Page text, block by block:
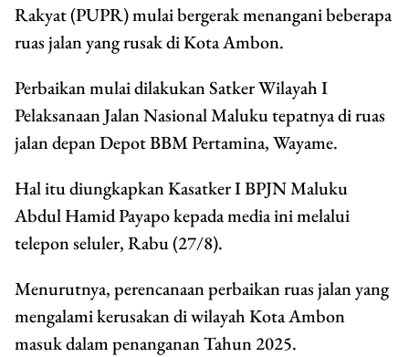
Rakyat (PUPR) mulai bergerak menangani beberapa
ruas jalan yang rusak di Kota Ambon.
Perbaikan mulai dilakukan Satker Wilayah I
Pelaksanaan Jalan Nasional Maluku tepatnya di ruas
jalan depan Depot BBM Pertamina, Wayame.
Hal itu diungkapkan Kasatker I BPJN Maluku
Abdul Hamid Payapo kepada media ini melalui
telepon seluler, Rabu (27/8).
Menurutnya, perencanaan perbaikan ruas jalan yang
mengalami kerusakan di wilayah Kota Ambon
masuk dalam penanganan Tahun 2025.